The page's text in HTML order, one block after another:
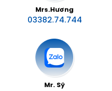
Mrs.Hương
03382.74.744
Mr. Sỹ